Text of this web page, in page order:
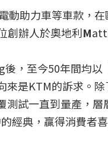
動助力車等車款，
創辦人於奧地利M
，至今50年間均
來是KTM的訴求。
測試一直到量產，
經典，贏得消費者喜